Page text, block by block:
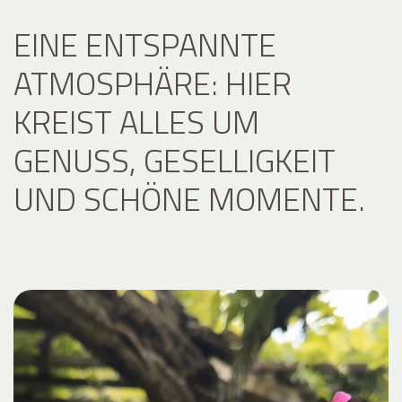
EINE ENTSPANNTE
ATMOSPHÄRE: HIER
KREIST ALLES UM
GENUSS, GESELLIGKEIT
UND SCHÖNE MOMENTE.